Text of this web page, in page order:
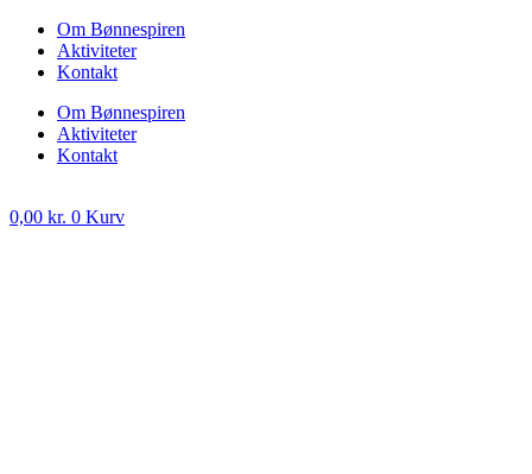
Om Bønnespiren
Aktiviteter
Kontakt
Om Bønnespiren
Aktiviteter
Kontakt
0,00 kr. 0 Kurv